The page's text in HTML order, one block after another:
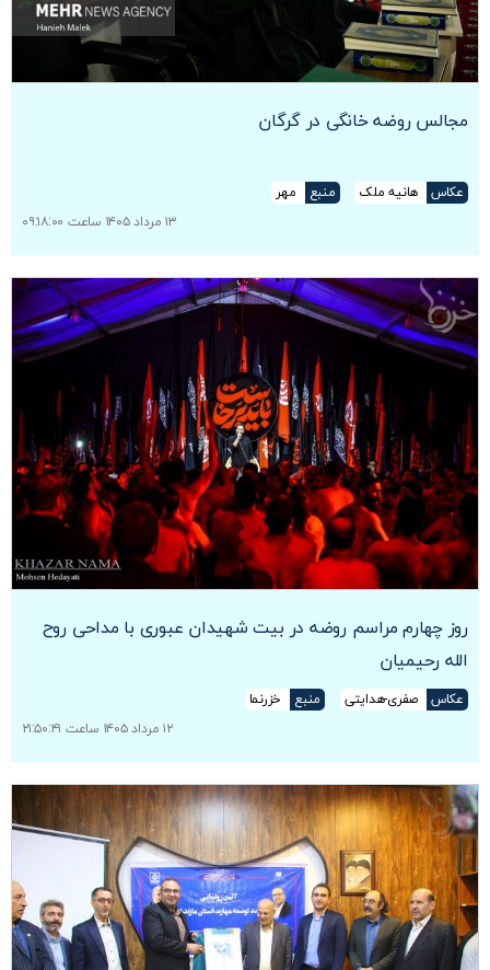
مجالس روضه خانگی در گرگان
عکاس هانیه ملک منبع
مهر
۱۳ مرداد ۱۴۰۵ ساعت ۰۹:۱۸:۰۰
روز چهارم مراسم روضه در بیت شهیدان عبوری با مداحی روح
الله رحیمیان
عکاس صفری-هدایتی منبع
خزرنما
۱۲ مرداد ۱۴۰۵ ساعت ۲۱:۵۰:۴۱